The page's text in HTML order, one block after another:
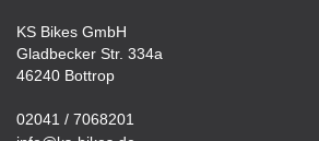
KS Bikes GmbH
Gladbecker Str. 334a
46240 Bottrop
02041 / 7068201